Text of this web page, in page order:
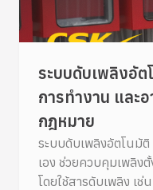
ระบบดับเพลิงอัต
การทำงาน และ
กฎหมาย
ระบบดับเพลิงอัตโนมั
เอง ช่วยควบคุมเพลิง
โดยใช้สารดับเพลิง เช่